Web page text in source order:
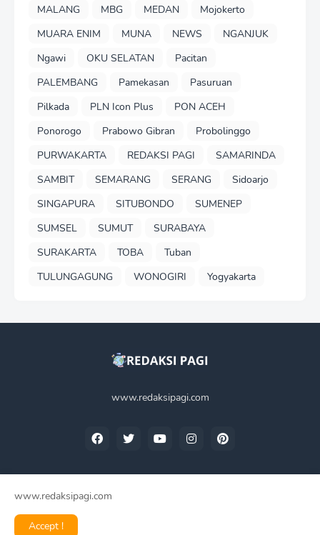
MALANG
MBG MEDAN
Mojokerto
MUARA ENIM
MUNA NEWS
NGANJUK
Ngawi
OKU SELATAN
Pacitan
PALEMBANG
Pamekasan
Pasuruan
Pilkada
PLN Icon Plus
PON ACEH
Ponorogo
Prabowo Gibran
Probolinggo
PURWAKARTA
REDAKSI PAGI
SAMARINDA
SAMBIT
SEMARANG SERANG
Sidoarjo
SINGAPURA
SITUBONDO
SUMENEP
SUMSEL
SUMUT
SURABAYA
SURAKARTA
TOBA
Tuban
TULUNGAGUNG
WONOGIRI Yogyakarta
www.redaksipagi.com
Tentang Kami
www.redaksipagi.com
Accept !